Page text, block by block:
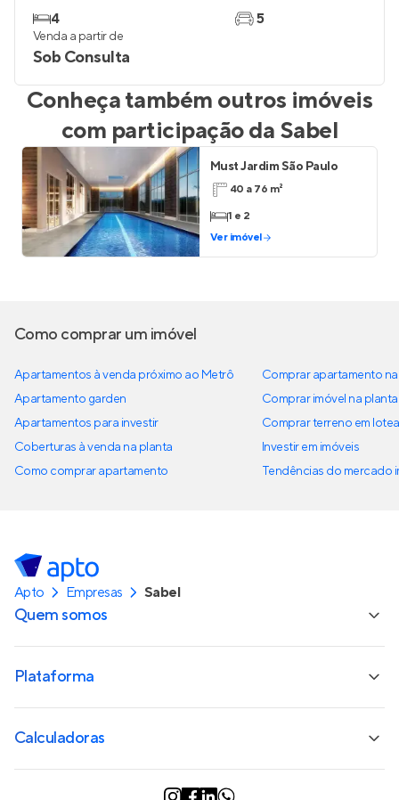
4
5
Venda a partir de
Sob Consulta
Conheça também outros imóveis
com participação da Sabel
Must Jardim São Paulo
40 a 76 m²
1 e 2
Ver imóvel
Como comprar um imóvel
Apartamentos à venda próximo ao Metrô
Apartamento garden
Apartamentos para investir
Coberturas à venda na planta
Como comprar apartamento
Comprar apartamento
Comprar imóvel na planta
Comprar terreno em
Investir em imóveis
Tendências do mercado
Apto Empresas Sabel
Quem somos
Plataforma
Calculadoras